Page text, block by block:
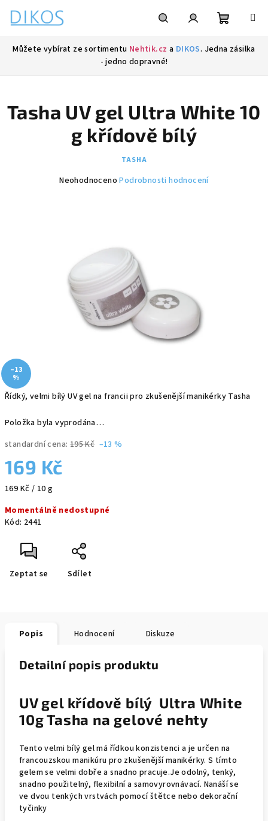
obsah
Můžete vybírat ze sortimentu Nehtik.cz a DIKOS. Jedna zásilka
- jedno dopravné!
Řídký, velmi bílý UV gel na francii pro zkušenější manikérky Tasha
Položka byla vyprodána…
standardní cena: 195 Kč –13 %
169 Kč
Měrná
169 Kč / 10 g
Momentálně nedostupné
Kód: 2441
Zeptat se Sdílet
Tasha UV gel Ultra White 10
g křídově bílý
TASHA
Průměrné
hvězdiček.
Neohodnoceno Podrobnosti hodnocení
–13
%
Popis Hodnocení Diskuze
Detailní popis produktu
UV gel křídově bílý Ultra White
10g Tasha na gelové nehty
Tento velmi bílý gel má řídkou konzistenci a je určen na
francouzskou manikúru pro zkušenější manikérky. S tímto
gelem se velmi dobře a snadno pracuje.Je odolný, tenký,
snadno použitelný, flexibilní a samovyrovnávací. Nanáší se
ve dvou tenkých vrstvách pomocí štětce nebo dekorační
tyčinky